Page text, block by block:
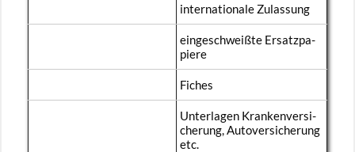
in­ter­na­tio­na­le Zu­las­sung
ein­ge­schwei­ß­te Er­satz­pa­
pie­re
Fi­ches
Un­ter­la­gen Kran­ken­ver­si­
che­rung, Au­to­ver­si­che­rung
etc.